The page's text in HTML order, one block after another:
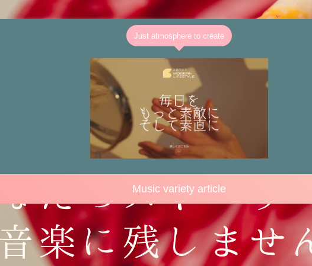
Just atmosphere to create
Music variety article